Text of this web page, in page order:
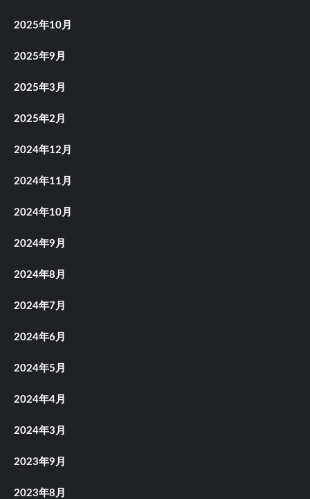
2025年10月
2025年9月
2025年3月
2025年2月
2024年12月
2024年11月
2024年10月
2024年9月
2024年8月
2024年7月
2024年6月
2024年5月
2024年4月
2024年3月
2023年9月
2023年8月